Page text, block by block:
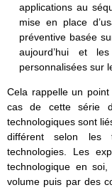
applications au
mise en place
préventive basée
aujourd’hui et
personnalisées sur
Cela rappelle un
cas de cette série
technologiques sont
différent selon les
technologies. Les
technologique en
volume puis par des